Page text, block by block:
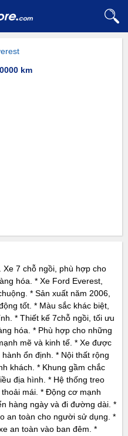
km
Xe 7 chỗ ngồi, phù hợp cho
hóa. * Xe Ford Everest,
* Sản xuất năm 2006,
tốt. * Màu sắc khác biệt,
* Thiết kế 7chỗ ngồi, tối ưu
hóa. * Phù hợp cho những
mẽ và kinh tế. * Xe được
ổn định. * Nội thất rộng
khách. * Khung gầm chắc
địa hình. * Hệ thống treo
mái. * Động cơ mạnh
hàng ngày và đi đường dài. *
an toàn cho người sử dụng. *
an toàn vào ban đêm. *